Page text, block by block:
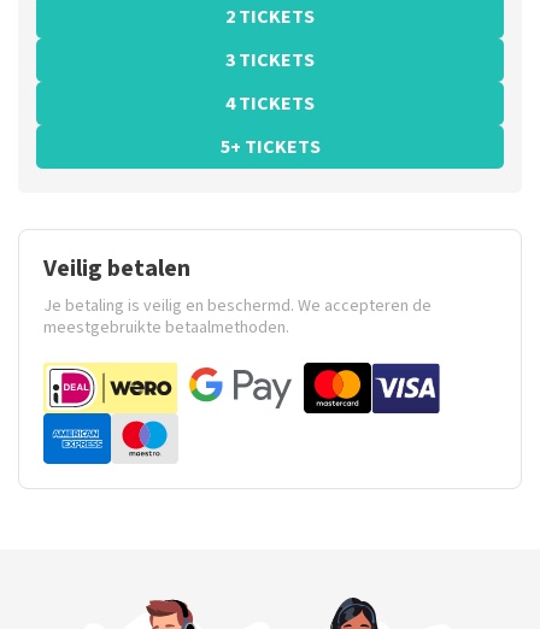
2 TICKETS
3 TICKETS
4 TICKETS
5+ TICKETS
Veilig betalen
Je betaling is veilig en beschermd. We accepteren de
meestgebruikte betaalmethoden.